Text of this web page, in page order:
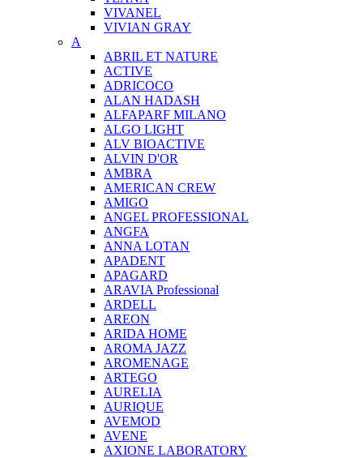
VIVANEL
VIVIAN GRAY
A
ABRIL ET NATURE
ACTIVE
ADRICOCO
ALAN HADASH
ALFAPARF MILANO
ALGO LIGHT
ALV BIOACTIVE
ALVIN D'OR
AMBRA
AMERICAN CREW
AMIGO
ANGEL PROFESSIONAL
ANGFA
ANNA LOTAN
APADENT
APAGARD
ARAVIA Professional
ARDELL
AREON
ARIDA HOME
AROMA JAZZ
AROMENAGE
ARTEGO
AURELIA
AURIQUE
AVEMOD
AVENE
AXIONE LABORATORY